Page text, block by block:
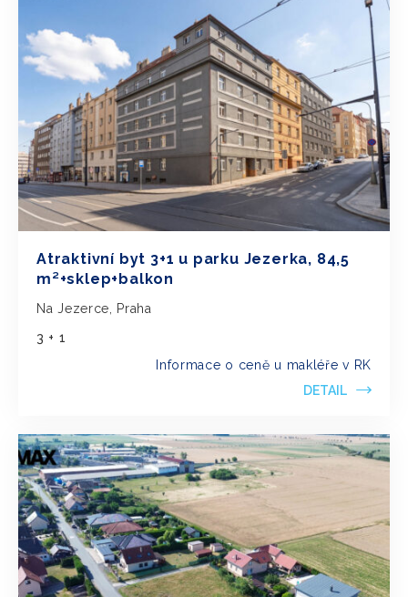
Atraktivní byt 3+1 u parku Jezerka, 84,5
m²+sklep+balkon
Na Jezerce, Praha
3 + 1
Informace o ceně u makléře v RK
DETAIL